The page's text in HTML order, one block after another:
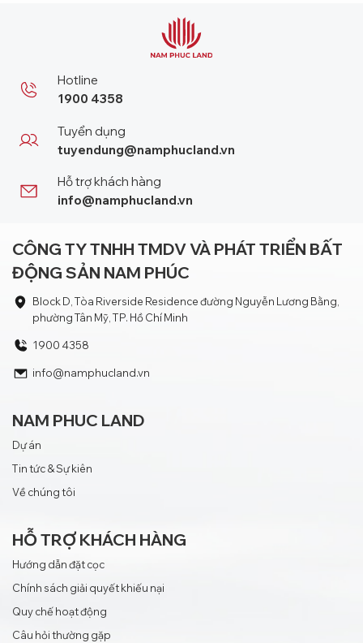
Hotline
1900 4358
Tuyển dụng
tuyendung@namphucland.vn
Hỗ trợ khách hàng
info@namphucland.vn
CÔNG TY TNHH TMDV VÀ PHÁT TRIỂN BẤT
ĐỘNG SẢN NAM PHÚC
Block D, Tòa Riverside Residence đường Nguyễn Lương Bằng,
phường Tân Mỹ, TP. Hồ Chí Minh
1900 4358
info@namphucland.vn
NAM PHUC LAND
Dự án
Tin tức & Sự kiên
Về chúng tôi
HỖ TRỢ KHÁCH HÀNG
Hướng dẫn đặt cọc
Chính sách giải quyết khiếu nại
Quy chế hoạt động
Câu hỏi thường gặp